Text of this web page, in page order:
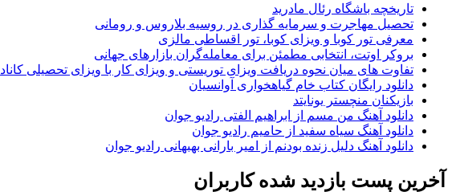
تاریخچه باشگاه رئال مادرید
تحصیل مهاجرت و سرمایه گذاری در روسیه بلاروس و رومانی
معرفی تور کوبا و ویزای کوبا، تور اقساطی مالزی
بروکر اوتت، انتخابی مطمئن برای معامله‌گران بازارهای جهانی
تفاوت های میان نحوه دریافت ویزای توریستی و ویزای کار با ویزای تحصیلی کانادا
دانلود رایگان کتاب خام گیاهخواری آوانسیان
بازیکنان منچستر یونایتد
دانلود آهنگ من مسم از ابراهیم الفتی رادیو جوان
دانلود آهنگ سیاه سفید از حامیم رادیو جوان
دانلود آهنگ دلیل زنده بودنم از امیر بارانی بهبهانی رادیو جوان
آخرین پست بازدید شده کاربران